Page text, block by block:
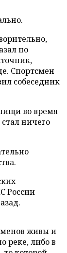
по
Спортсмен
собеседник
во время
ничего
России
живы и
реке, либо в